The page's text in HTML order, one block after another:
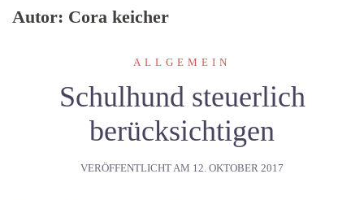
Autor: Cora keicher
ALLGEMEIN
Schulhund steuerlich
berücksichtigen
VERÖFFENTLICHT AM 12. OKTOBER 2017